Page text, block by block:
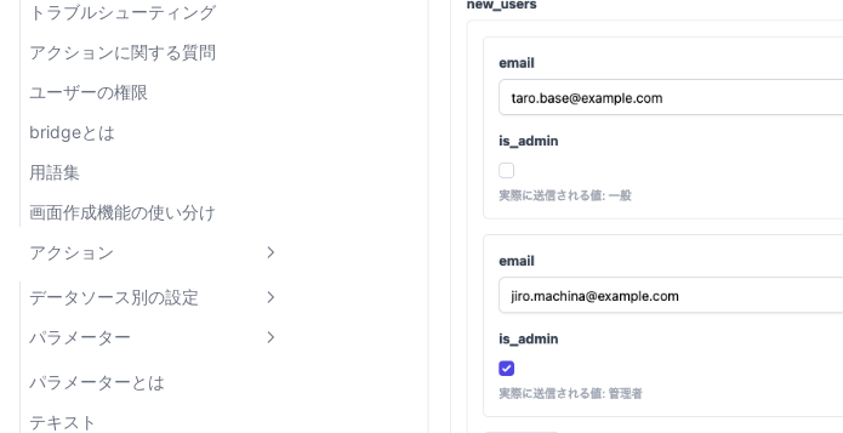
HTTP API/gRPCのデータソース
トラブルシューティング
アクションに関する質問
ユーザーの権限
bridgeとは
用語集
画面作成機能の使い分け
アクション
データソース別の設定
MySQL
PostgreSQL
Firestore
パラメーター
パラメーターとは
テキスト